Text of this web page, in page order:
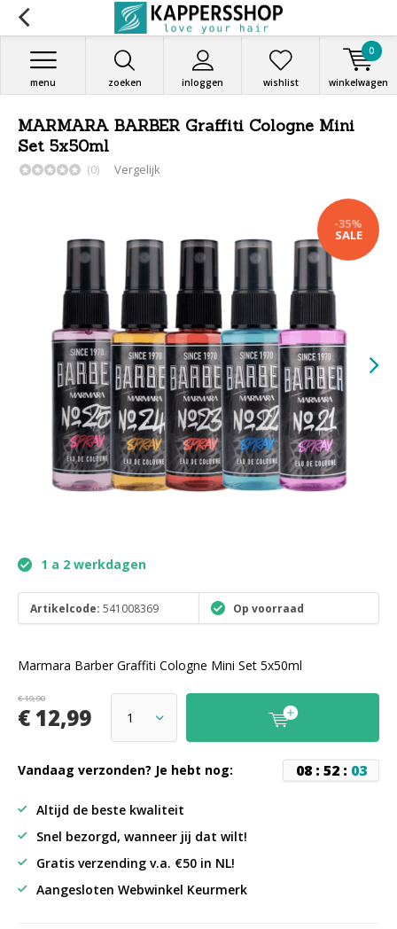
zoeken inloggen
menu wishlist winkelwagen
0
MARMARA BARBER Graffiti Cologne Mini
Set 5x50ml
(0) Vergelijk
-35%
SALE
1 a 2 werkdagen
Artikelcode: 541008369 Op voorraad
Marmara Barber Graffiti Cologne Mini Set 5x50ml
€ 19,90
€ 12,99
Vandaag verzonden? Je hebt nog: 08: 52: 03
Altijd de beste kwaliteit
Snel bezorgd, wanneer jij dat wilt!
Gratis verzending v.a. €50 in NL!
Aangesloten Webwinkel Keurmerk